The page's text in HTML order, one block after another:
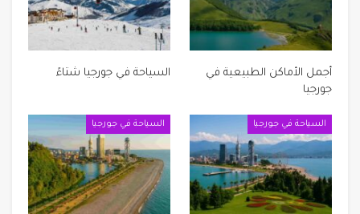
أجمل الأماكن الطبيعية في
جورجيا
السياحة في جورجيا شتاءً
السياحة في جورجيا السياحة في جورجيا